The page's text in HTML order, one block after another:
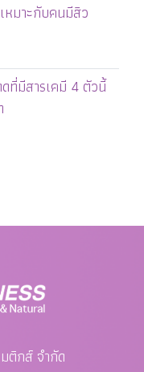
หมาะกับคนมีสิว
ที่มีสารเคมี 4 ตัวนี้
ติกส์ จำกัด